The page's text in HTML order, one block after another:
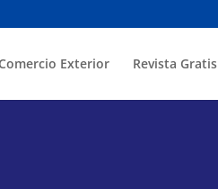
Exterior Revista Gratis